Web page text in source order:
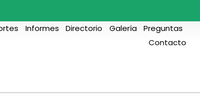
Informes Directorio Galería
Preguntas
Contacto